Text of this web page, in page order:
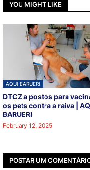
YOU MIGHT LIKE
AQUI BARUERI
DTCZ a postos para
os pets contra a raiva |
BARUERI
February 12, 2025
POSTAR UM